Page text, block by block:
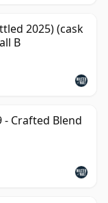
2025) (cask
B
- Crafted Blend